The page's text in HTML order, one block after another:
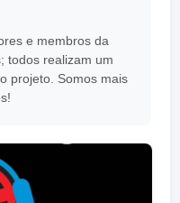
e membros da
todos realizam um
projeto. Somos mais